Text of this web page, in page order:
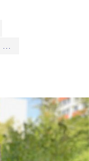
...